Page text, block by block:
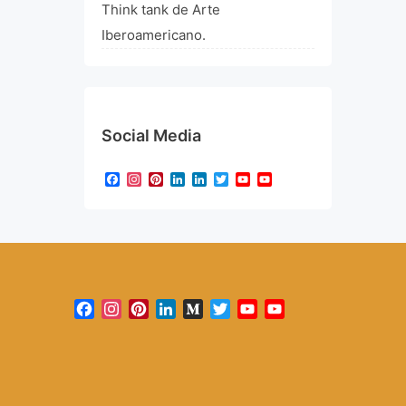
Think tank de Arte
Iberoamericano.
Social Media
Facebook
Instagram
Pinterest
LinkedIn
LinkedIn
TwitterYouTube
Facebook
Instagram
PinterestLinkedInMediumTwitterYouTube